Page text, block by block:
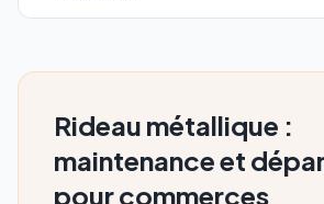
Rideau métallique :
maintenance et
pour commerces